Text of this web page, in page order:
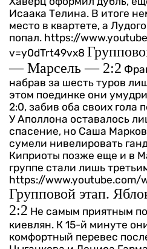
Исаака Телина. В итоге
место в квартете, а
попал. https://
v=y0dTrt49vx8
— Марсель — 2:2
набрав за шесть туров
этом поединке они
2:0, забив оба своих гола
У Аполлона оставалось
спасение, но Саша
сумели нивелировать
Киприоты позже еще и в
группе стали лишь
https://www.youtube.com/
Групповой этап.
2:2 Не самым приятным
киевлян. К 15-й минуте
комфортный перевес